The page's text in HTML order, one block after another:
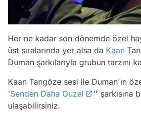
Her ne kadar son dönemde özel
üst sıralarında yer alsa da Kaan
Duman şarkılarıyla grubun tarzını
Kaan Tangöze sesi ile Duman'ın
'Senden Daha Guzel
'' şarkısına
ulaşabilirsiniz.